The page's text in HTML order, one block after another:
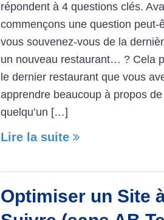
répondent à 4 questions clés.
commençons une question peut-
vous souvenez-vous de la
un nouveau restaurant… ? Cela
le dernier restaurant que vous
apprendre beaucoup à propos
quelqu’un […]
Lire la suite
Optimiser un Site